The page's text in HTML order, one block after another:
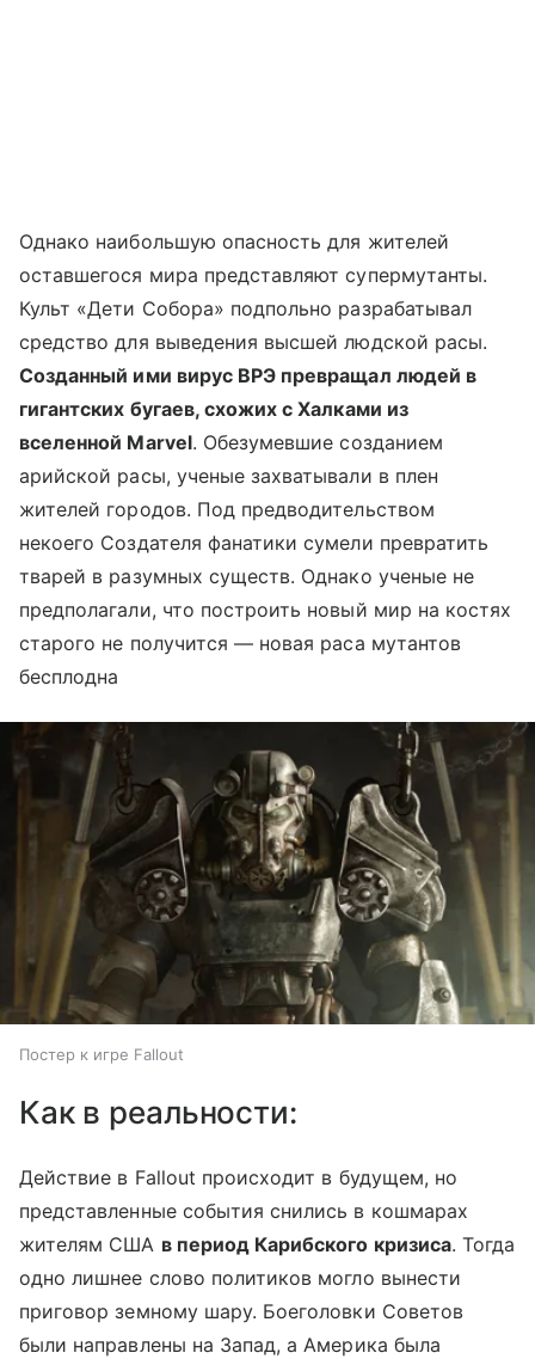
Однако наибольшую опасность для жителей
оставшегося мира представляют супермутанты.
Культ «Дети Собора» подпольно разрабатывал
средство для выведения высшей людской расы.
Созданный ими вирус ВРЭ превращал людей в
гигантских бугаев, схожих с Халками из
вселенной Marvel. Обезумевшие созданием
арийской расы, ученые захватывали в плен
жителей городов. Под предводительством
некоего Создателя фанатики сумели превратить
тварей в разумных существ. Однако ученые не
предполагали, что построить новый мир на костях
старого не получится — новая раса мутантов
бесплодна
Постер к игре Fallout
Как в реальности:
Действие в Fallout происходит в будущем, но
представленные события снились в кошмарах
жителям США в период Карибского кризиса. Тогда
одно лишнее слово политиков могло вынести
приговор земному шару. Боеголовки Советов
были направлены на Запад, а Америка была